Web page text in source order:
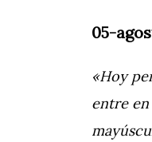
05-
«Hoy
entre